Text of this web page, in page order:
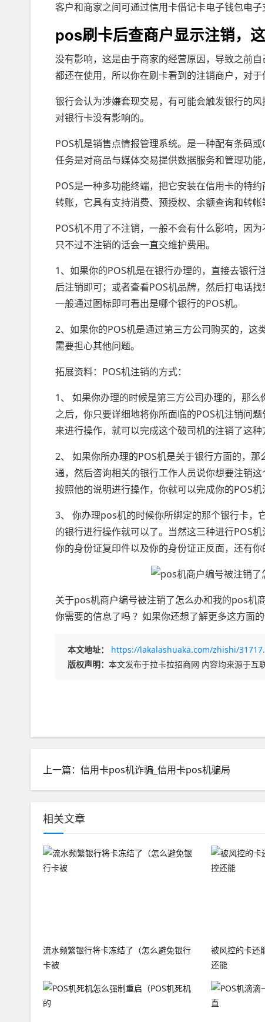
客户和商家之间可通过信用卡借记卡电子钱包电
pos刷卡后查商户显示注销，
没有影响，这是由于商家的经营原因，导致之前
都还在使用，所以你在刷卡看到的注销商户，对于
银行会认为涉嫌套现交易，有可能会触发银行的
对银行卡没有影响的。
POS机是销售点情报管理系统。是一种配有条码
任务是对商品与媒体交易提供数据服务和管理功能
POS是一种多功能终端，把它安装在信用卡的特
转账，它具有支持消费、预授权、余额查询和转帐
POS机不用了不注销，一般不会有什么影响，因
只不过不注销的话会一直交维护费用。
1、如果你的POS机是在银行办理的，直接去银
后注销即可；或者查看POS机品牌，然后打电话
一般通过图标即可看出是哪个银行的POS机。
2、如果你的POS机是通过第三方公司购买的，这
需要担心其他问题。
拓展资料：POS机注销的方式：
1、 如果你办理的时候是第三方公司办理的，那
之后，你只要详细地将你所面临的POS机注销问
来进行操作，就可以完成这个破司机的注销了这种
2、 如果你所办理的POS机是关于银行方面的，
通，然后咨询相关的银行工作人员说你想要注销
按照他的说明进行操作，你就可以完成你的POS机
3、 你办理pos机的时候你所绑定的那个银行卡，
的银行进行操作就可以了。当然这三种进行POS
你的身份证复印件以及你的身份证正反面，还有
关于pos机商户编号被注销了怎么办和我的pos机
你需要的信息了吗 ？如果你还想了解更多这方面
本文地址：
https://lakalashuaka.com/zhishi/
版权声明： 本文发布于拉卡拉招商网 内容均来源于互
上一篇：信用卡pos机诈骗_信用卡pos机骗局
相关文章
流水频繁银行将卡冻结了（怎么避免银行
卡被
被风控的卡还
还能